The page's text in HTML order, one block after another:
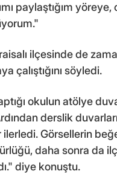
paylaştığım yöreye,
ilçesinde de
çalıştığını söyledi.
okulun atölye
derslik
Görsellerin
daha sonra da
diye konuştu.